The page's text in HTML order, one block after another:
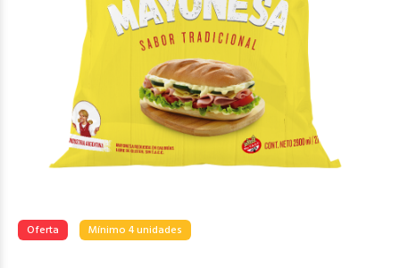
Oferta Mínimo 4 unidades